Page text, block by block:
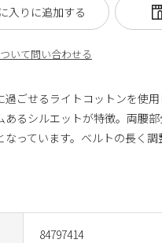
84797414
いて問い合わせる
入りに追加する
過ごせるライトコットンを使
あるシルエットが特徴。両腰
なっています。ベルトの長く調